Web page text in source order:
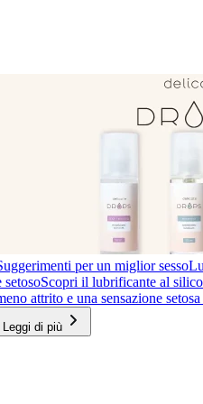
per un miglior sesso
setosoScopri il lubrificante al
attrito e una sensazione
Leggi di più